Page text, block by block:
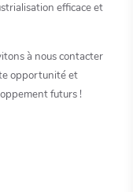
efficace et
à nous contacter
opportunité et
futurs !